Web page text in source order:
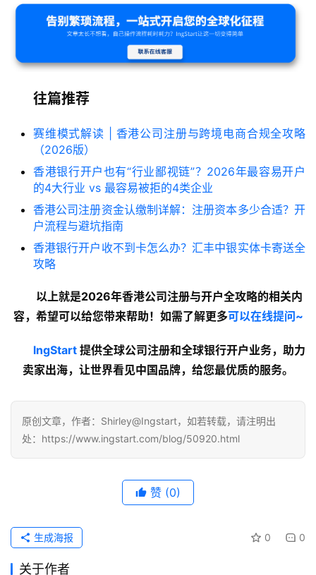
往篇推荐
赛维模式解读 | 香港公司注册与跨境电商合规全攻略
（2026版）
香港银行开户也有“行业鄙视链”？2026年最容易开户
的4大行业 vs 最容易被拒的4类企业
香港公司注册资金认缴制详解：注册资本多少合适？开
户流程与避坑指南
香港银行开户收不到卡怎么办？汇丰中银实体卡寄送全
攻略
以上就是2026年香港公司注册与开户全攻略的相关内
容，希望可以给您带来帮助！如需了解更多可以在线提问~
lngStart 提供全球公司注册和全球银行开户业务，助力
卖家出海，让世界看见中国品牌，给您最优质的服务。
原创文章，作者：Shirley@Ingstart，如若转载，请注明出
处：https://www.ingstart.com/blog/50920.html
赞 (0)
0 0
生成海报
关于作者